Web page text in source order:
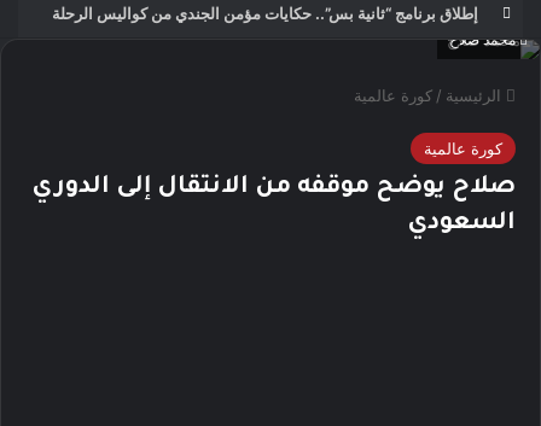
إطلاق برنامج “ثانية بس”.. حكايات مؤمن الجندي من كواليس الرحلة
محمد صلاح
الرئيسية / كورة عالمية
كورة عالمية
صلاح يوضح موقفه من الانتقال إلى الدوري
السعودي